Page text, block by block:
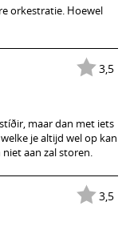
orkestratie. Hoewel
3,5
maar dan met iets
je altijd wel op kan
aan zal storen.
3,5